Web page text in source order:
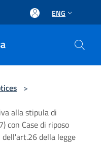
ENG
>
alla stipula di
con Case di riposo
della legge